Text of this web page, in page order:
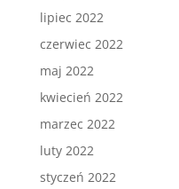
lipiec 2022
czerwiec 2022
maj 2022
kwiecień 2022
marzec 2022
luty 2022
styczeń 2022